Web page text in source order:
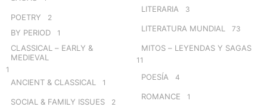
POETRY 2
BY PERIOD 1
CLASSICAL – EARLY &
MEDIEVAL
1
ANCIENT & CLASSICAL 1
SOCIAL & FAMILY ISSUES 2
LITERARIA 3
LITERATURA MUNDIAL 73
MITOS – LEYENDAS Y SAGAS
11
POESÍA 4
ROMANCE 1